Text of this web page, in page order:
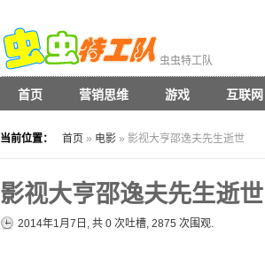
虫虫特工队
首页 营销思维 游戏 互联网
当前位置： 首页 » 电影 » 影视大亨邵逸夫先生逝世
影视大亨邵逸夫先生逝世
2014年1月7日, 共 0 次吐槽, 2875 次围观.